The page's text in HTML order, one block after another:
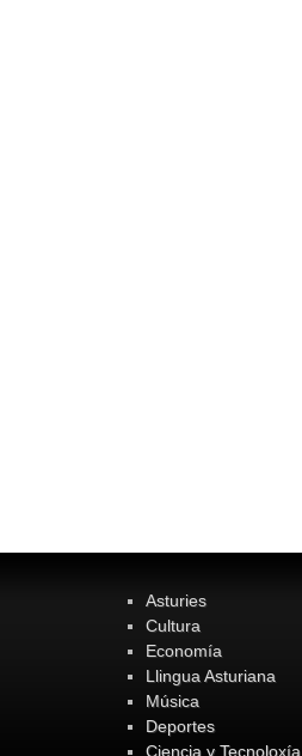
Asturies
Cultura
Economía
Llingua Asturiana
Música
Deportes
Ciencia y Tecnoloxía